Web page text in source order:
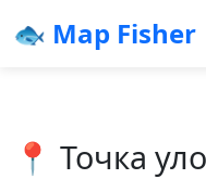
🐟 Map Fisher
📍 Точка